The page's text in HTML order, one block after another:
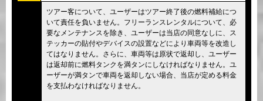
ツアー客について、ユーザーはツアー終了後の燃料補給につ
いて責任を負いません。フリーランスレンタルについて、必
要なメンテナンスを除き、ユーザーは当店の同意なしに、ス
テッカーの貼付やデバイスの設置などにより車両等を改造し
てはなりません。さらに、車両等は原状で返却し、ユーザー
は返却前に燃料タンクを満タンにしなければなりません。ユ
ーザーが満タンで車両を返却しない場合、当店が定める料金
を支払わなければなりません。